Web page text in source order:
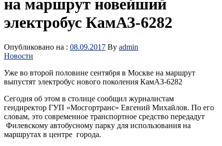
на маршрут новейший
электробус КамАЗ-6282
Опубликовано на : 08.09.2017 By admin
Новости
Уже во второй половине сентября в Москве на маршрут
выпустят электробус нового поколения КамАЗ-6282
Сегодня об этом в столице сообщил журналистам
гендиректор ГУП «Мосгортранс» Евгений Михайлов. По его
словам, это современное транспортное средство передадут
Филевскому автобусному парку для использования на
маршрутах в центре города.